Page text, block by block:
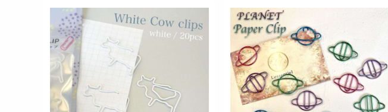
ールブック ボード デザイン モチーフ 資料
名刺 可愛い おしゃれ エレガント 手紙 メ
ッセージカード ブライダル